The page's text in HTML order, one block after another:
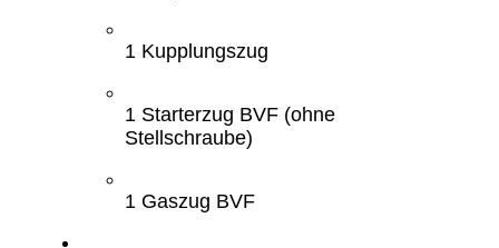
1 Kupplungszug
1 Starterzug BVF (ohne
Stellschraube)
1 Gaszug BVF